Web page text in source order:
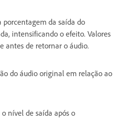
da saída do
intensificando o efeito. Valores
antes de retornar o áudio.
do áudio original em relação ao
o nível de saída após o